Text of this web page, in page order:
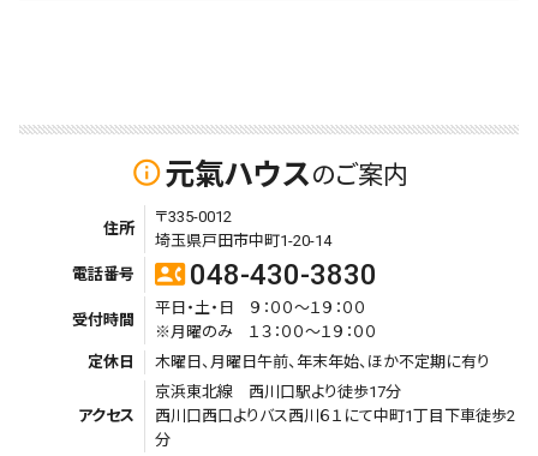
info_outline元氣ハウスのご案内
住所
〒335-0012
埼玉県戸田市中町1-20-14
電話番号
contact_phone 048-430-3830
受付時間
平日・土・日 ９：００～１９：００
※月曜のみ １３：００～１９：００
定休日
木曜日、月曜日午前、年末年始、ほか不定期に有り
アクセス
京浜東北線 西川口駅より徒歩17分
西川口西口よりバス西川６１にて中町1丁目下車徒歩2
分